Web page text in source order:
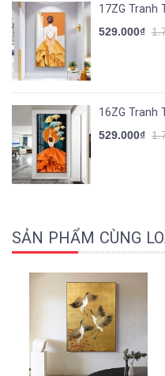
17ZG Tranh
529.000₫
16ZG Tranh
529.000₫
SẢN PHẨM CÙNG